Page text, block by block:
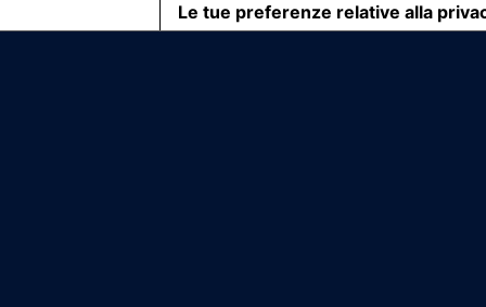
Le tue preferenze relative alla